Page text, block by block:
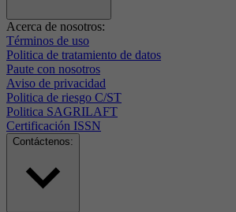
Acerca de nosotros:
Términos de uso
Politica de tratamiento de datos
Paute con nosotros
Aviso de privacidad
Politica de riesgo C/ST
Politica SAGRILAFT
Certificación ISSN
Contáctenos: